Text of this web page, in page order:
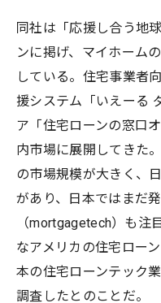
同社は「応援し合う地
ンに掲げ、マイホーム
している。住宅事業者
援システム「いえーる
ア「住宅ローンの窓口
内市場に展開してきた
の市場規模が大きく、
があり、日本ではまだ
（mortgagetech）も注
なアメリカの住宅ロー
本の住宅ローンテック
調査したとのことだ。